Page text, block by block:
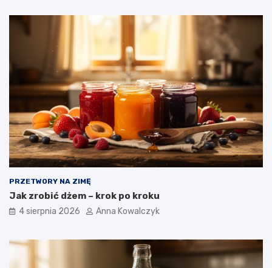
PRZETWORY NA ZIMĘ
Jak zrobić dżem – krok po kroku
4 sierpnia 2026 Anna Kowalczyk